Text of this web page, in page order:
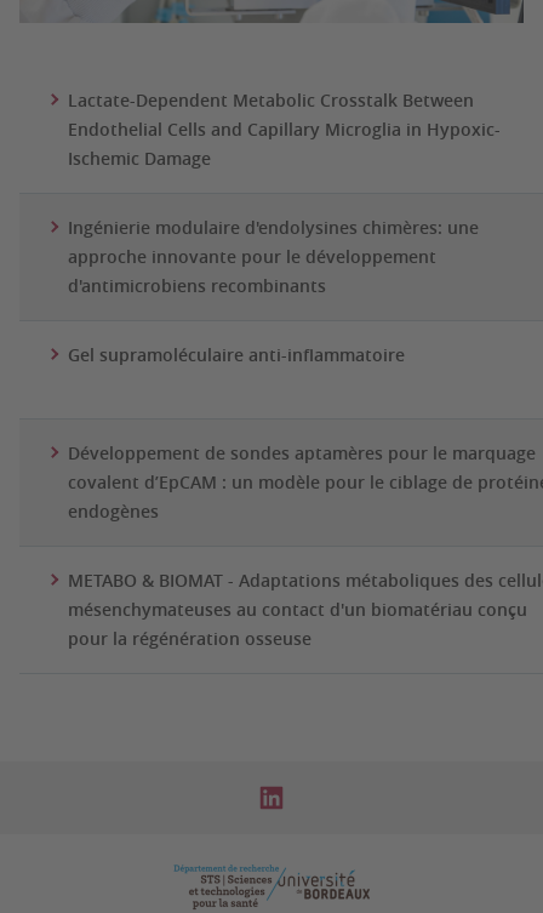
Lactate-Dependent Metabolic Crosstalk Between
Endothelial Cells and Capillary Microglia in Hypoxic-
Ischemic Damage
Ingénierie modulaire d'endolysines chimères: une
approche innovante pour le développement
d'antimicrobiens recombinants
Gel supramoléculaire anti-inflammatoire
Développement de sondes aptamères pour le marquage
covalent d’EpCAM : un modèle pour le ciblage de
endogènes
METABO & BIOMAT - Adaptations métaboliques des
mésenchymateuses au contact d'un biomatériau conçu
pour la régénération osseuse